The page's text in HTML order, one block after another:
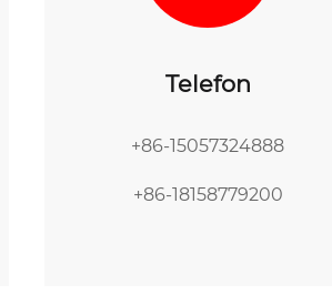
Telefon
+86-15057324888
+86-18158779200